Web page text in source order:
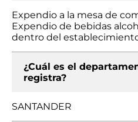
Expendio a la mesa de
Expendio de bebidas
dentro del
¿Cuál es el
registra?
SANTANDER